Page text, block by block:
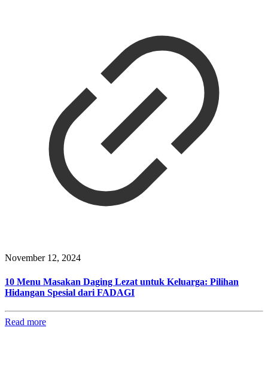
November 12, 2024
10 Menu Masakan Daging Lezat untuk Keluarga: Pilihan
Hidangan Spesial dari FADAGI
Read more